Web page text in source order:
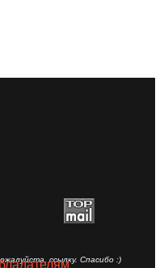
ссылку. Спасибо :)